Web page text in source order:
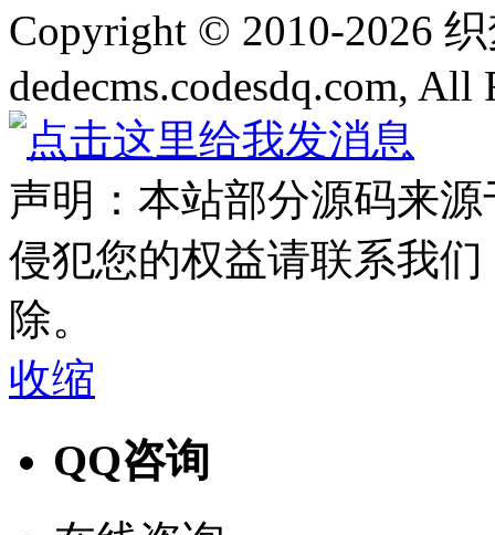
Copyright © 2010-2026
dedecms.codesdq.com, All
声明：本站部分源码来
侵犯您的权益请联系我
除。
收缩
QQ咨询